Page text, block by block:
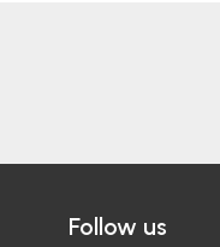
Follow us